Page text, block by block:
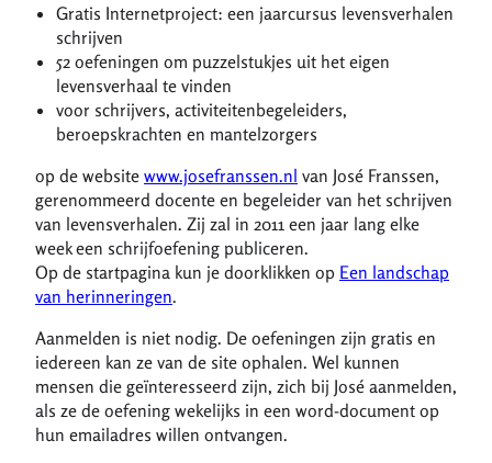
Gratis Internetproject: een jaarcursus levensverhalen
schrijven
52 oefeningen om puzzelstukjes uit het eigen
levensverhaal te vinden
voor schrijvers, activiteitenbegeleiders,
beroepskrachten en mantelzorgers
op de website www.josefranssen.nl van José Franssen,
gerenommeerd docente en begeleider van het schrijven
van levensverhalen. Zij zal in 2011 een jaar lang elke
week een schrijfoefening publiceren.
Op de startpagina kun je doorklikken op Een landschap
van herinneringen.
Aanmelden is niet nodig. De oefeningen zijn gratis en
iedereen kan ze van de site ophalen. Wel kunnen
mensen die geïnteresseerd zijn, zich bij José aanmelden,
als ze de oefening wekelijks in een word-document op
hun emailadres willen ontvangen.